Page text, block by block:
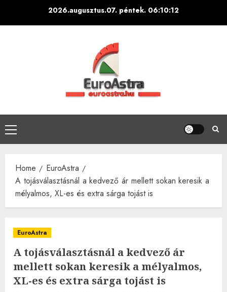
2026.augusztus.07. péntek. 06:10:13
Primary
Menu
Home
EuroAstra
A tojásválasztásnál a kedvező ár mellett sokan keresik a
mélyalmos, XL-es és extra sárga tojást is
EuroAstra
A tojásválasztásnál a kedvező ár
mellett sokan keresik a mélyalmos,
XL-es és extra sárga tojást is